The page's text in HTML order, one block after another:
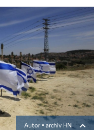
Autor ▪ archiv HN